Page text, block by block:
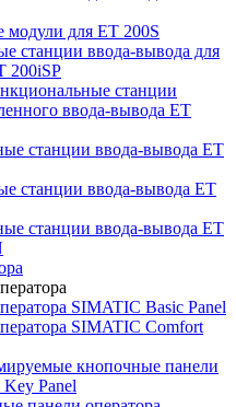
модули для ET 200S
станции ввода-вывода для
200iSP
станции
ввода-вывода ET
станции ввода-вывода ET
станции ввода-вывода ET
станции ввода-вывода ET
SIMATIC Basic Panel
SIMATIC Comfort
кнопочные панели
Panel